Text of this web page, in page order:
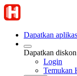
Dapatkan
Dapatkan
Login
Temukan